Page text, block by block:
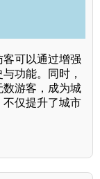
可以通过增强
功能。同时，
游客，成为城
仅提升了城市